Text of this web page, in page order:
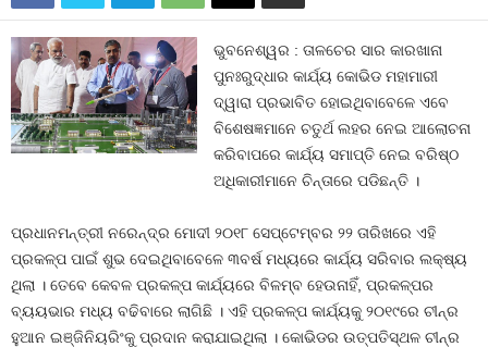
ଭୁବନେଶ୍ୱର : ତାଳଚେର ସାର କାରଖାନା
ପୁନଃରୁଦ୍ଧାର କାର୍ଯ୍ୟ କୋଭିଡ ମହାମାରୀ
ଦ୍ୱାରା ପ୍ରଭାବିତ ହୋଇଥିବାବେଳେ ଏବେ
ବିଶେଷଜ୍ଞମାନେ ଚତୁର୍ଥ ଲହର ନେଇ ଆଲୋଚନା
କରିବାପରେ କାର୍ଯ୍ୟ ସମାପ୍ତି ନେଇ ବରିଷ୍ଠ
ଅଧିକାରୀମାନେ ଚିନ୍ତାରେ ପଡିଛନ୍ତି ।
ପ୍ରଧାନମନ୍ତ୍ରୀ ନରେନ୍ଦ୍ର ମୋଦୀ ୨୦୧୮ ସେପ୍ଟେମ୍ବର ୨୨ ତାରିଖରେ ଏହି
ପ୍ରକଳ୍ପ ପାଇଁ ଶୁଭ ଦେଇଥିବାବେଳେ ୩ବର୍ଷ ମଧ୍ୟରେ କାର୍ଯ୍ୟ ସରିବାର ଲକ୍ଷ୍ୟ
ଥିଲା । ତେବେ କେବଳ ପ୍ରକଳ୍ପ କାର୍ଯ୍ୟରେ ବିଳମ୍ବ ହେଉନାହିଁ, ପ୍ରକଳ୍ପର
ବ୍ୟୟଭାର ମଧ୍ୟ ବଢିବାରେ ଲାଗିଛି । ଏହି ପ୍ରକଳ୍ପ କାର୍ଯ୍ୟକୁ ୨୦୧୯ରେ ଚୀନ୍‍ର
ହୁଆନ ଇଞ୍ଜିନିୟରିଂକୁ ପ୍ରଦାନ କରାଯାଇଥିଲା । କୋଭିଡର ଉତ୍ପତିସ୍ଥଳ ଚୀନ୍‍ର